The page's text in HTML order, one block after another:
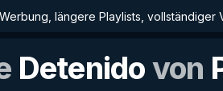
längere Playlists,
Detenidovon